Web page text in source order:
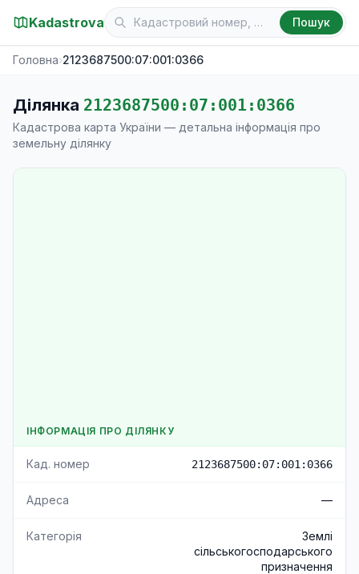
Kadastrova Пошук
Головна›2123687500:07:001:0366
Ділянка 2123687500:07:001:0366
Кадастрова карта України — детальна інформація про
земельну ділянку
ІНФОРМАЦІЯ ПРО ДІЛЯНКУ
Кад. номер 2123687500:07:001:0366
Адреса —
Категорія
Землі
сільськогосподарського
призначення